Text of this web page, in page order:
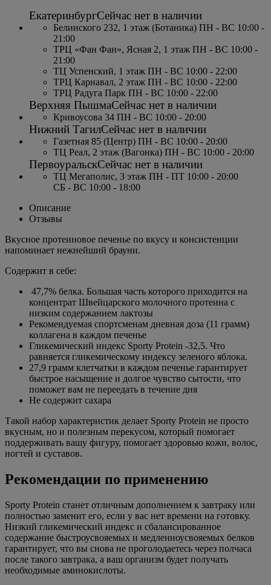
ЕкатеринбургСейчас нет в наличии
Белинского 232, 1 этаж (Ботаника) ПН - ВС 10:00 -
21:00
ТРЦ «Фан Фан», Ясная 2, 1 этаж ПН - ВС 10:00 -
21:00
ТЦ Успенский, 1 этаж ПН - ВС 10:00 - 22:00
ТРЦ Карнавал, 2 этаж ПН - ВС 10:00 - 22:00
ТРЦ Радуга Парк ПН - ВС 10:00 - 22:00
Верхняя ПышмаСейчас нет в наличии
Кривоусова 34 ПН - ВС 10:00 - 20:00
Нижний ТагилСейчас нет в наличии
Газетная 85 (Центр) ПН - ВС 10:00 - 20:00
ТЦ Реал, 2 этаж (Вагонка) ПН - ВС 10:00 - 20:00
ПервоуральскСейчас нет в наличии
ТЦ Мегаполис, 3 этаж ПН - ПТ 10:00 - 20:00
СБ - ВС 10:00 - 18:00
Описание
Отзывы
Вкусное протеиновое печенье по вкусу и консистенции
напоминает нежнейший брауни.
Содержит в себе:
47,7% белка. Большая часть которого приходится на
концентрат Швейцарского молочного протеина с
низким содержанием лактозы
Рекомендуемая спортсменам дневная доза (11 грамм)
коллагена в каждом печенье
Гликемический индекс Sporty Protein -32,5. Что
равняется гликемическому индексу зеленого яблока.
27,9 грамм клетчатки в каждом печенье гарантирует
быстрое насыщение и долгое чувство сытости, что
поможет вам не переедать в течение дня
Не содержит сахара
Такой набор характеристик делает Sporty Protein не просто
вкусным, но и полезным перекусом, который помогает
поддерживать вашу фигуру, помогает здоровью кожи, волос,
ногтей и суставов.
Рекомендации по применению
Sporty Protein станет отличным дополнением к завтраку или
полностью заменит его, если у вас нет времени на готовку.
Низкий гликемический индекс и сбалансированное
содержание быстроусвояемых и медленноусвояемых белков
гарантирует, что вы снова не проголодаетесь через полчаса
после такого завтрака, а ваш организм будет получать
необходимые аминокислоты.